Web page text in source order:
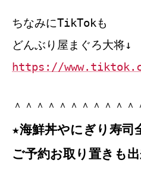
ちなみにTikTokも
どんぶり屋まぐろ大将↓
https://
＾＾＾＾＾＾＾＾＾＾
★海鮮丼やにぎり寿司
ご予約お取り置きも